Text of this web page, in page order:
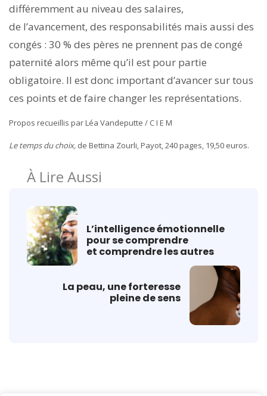
différemment au niveau des salaires,
de l’avancement, des responsabilités mais aussi des
congés : 30 % des pères ne prennent pas de congé
paternité alors même qu’il est pour partie
obligatoire. Il est donc important d’avancer sur tous
ces points et de faire changer les représentations.
Propos recueillis par Léa Vandeputte / C I E M
Le temps du choix, de Bettina Zourli, Payot, 240 pages, 19,50 euros.
À Lire Aussi
L’intelligence émotionnelle
pour se comprendre
et comprendre les autres
La peau, une forteresse
pleine de sens